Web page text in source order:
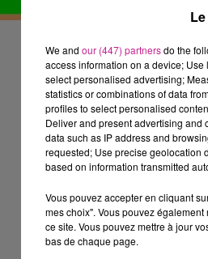
En
Vos
- Vous
- Vous
- Vous
- Vous
Le taux
We and our (447) partnersdo the
access information on a device;
select personalised advertising;
statistics or combinations of data
profiles to select personalised
Deliver and present advertising and
data such as IP address and
requested; Use precise geolocation
based on information transmitted
Vous pouvez accepter en cliquant
mes choix". Vous pouvez
ce site. Vous pouvez mettre à jour
bas de chaque page.